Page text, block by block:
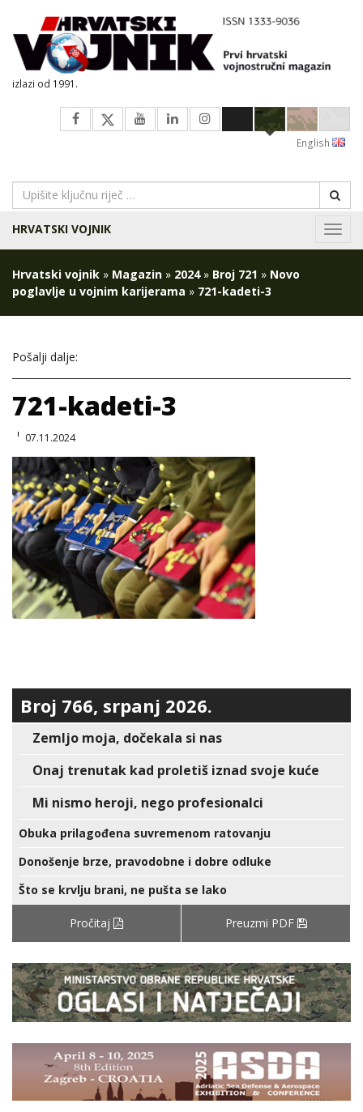
izlazi od 1991.
English
HRVATSKI VOJNIK
Hrvatski vojnik » Magazin » 2024» Broj 721 » Novo
poglavlje u vojnim karijerama » 721-kadeti-3
Pošalji dalje:
721-kadeti-3
07.11.2024
Broj 766, srpanj 2026.
Zemljo moja, dočekala si nas
Onaj trenutak kad proletiš iznad svoje kuće
Mi nismo heroji, nego profesionalci
Obuka prilagođena suvremenom ratovanju
Donošenje brze, pravodobne i dobre odluke
Što se krvlju brani, ne pušta se lako
Pročitaj Preuzmi PDF